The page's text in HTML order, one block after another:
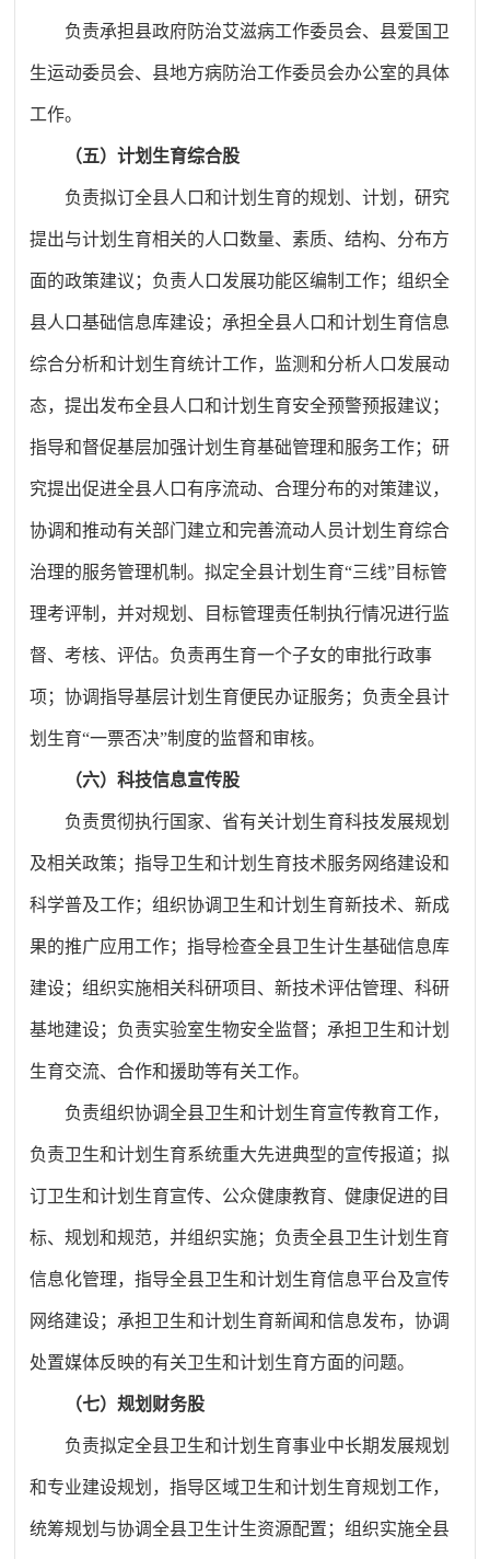
负责承担县政府防治艾滋病工作委员会、县爱国卫
生运动委员会、县地方病防治工作委员会办公室的具体
工作。
（五）计划生育综合股
负责拟订全县人口和计划生育的规划、计划，研究
提出与计划生育相关的人口数量、素质、结构、分布方
面的政策建议；负责人口发展功能区编制工作；组织全
县人口基础信息库建设；承担全县人口和计划生育信息
综合分析和计划生育统计工作，监测和分析人口发展动
态，提出发布全县人口和计划生育安全预警预报建议；
指导和督促基层加强计划生育基础管理和服务工作；研
究提出促进全县人口有序流动、合理分布的对策建议，
协调和推动有关部门建立和完善流动人员计划生育综合
治理的服务管理机制。拟定全县计划生育“三线”目标管
理考评制，并对规划、目标管理责任制执行情况进行监
督、考核、评估。负责再生育一个子女的审批行政事
项；协调指导基层计划生育便民办证服务；负责全县计
划生育“一票否决”制度的监督和审核。
（六）科技信息宣传股
负责贯彻执行国家、省有关计划生育科技发展规划
及相关政策；指导卫生和计划生育技术服务网络建设和
科学普及工作；组织协调卫生和计划生育新技术、新成
果的推广应用工作；指导检查全县卫生计生基础信息库
建设；组织实施相关科研项目、新技术评估管理、科研
基地建设；负责实验室生物安全监督；承担卫生和计划
生育交流、合作和援助等有关工作。
负责组织协调全县卫生和计划生育宣传教育工作，
负责卫生和计划生育系统重大先进典型的宣传报道；拟
订卫生和计划生育宣传、公众健康教育、健康促进的目
标、规划和规范，并组织实施；负责全县卫生计划生育
信息化管理，指导全县卫生和计划生育信息平台及宣传
网络建设；承担卫生和计划生育新闻和信息发布，协调
处置媒体反映的有关卫生和计划生育方面的问题。
（七）规划财务股
负责拟定全县卫生和计划生育事业中长期发展规划
和专业建设规划，指导区域卫生和计划生育规划工作，
统筹规划与协调全县卫生计生资源配置；组织实施全县